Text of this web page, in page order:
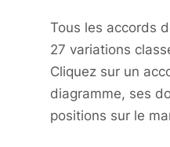
Tous les accords
27 variations
Cliquez sur un
diagramme, ses
positions sur le